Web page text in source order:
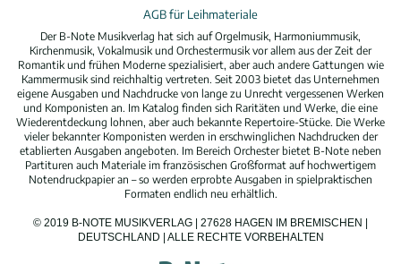
AGB für Leihmateriale
Der B-Note Musikverlag hat sich auf Orgelmusik, Harmoniummusik,
Kirchenmusik, Vokalmusik und Orchestermusik vor allem aus der Zeit der
Romantik und frühen Moderne spezialisiert, aber auch andere Gattungen wie
Kammermusik sind reichhaltig vertreten. Seit 2003 bietet das Unternehmen
eigene Ausgaben und Nachdrucke von lange zu Unrecht vergessenen Werken
und Komponisten an. Im Katalog finden sich Raritäten und Werke, die eine
Wiederentdeckung lohnen, aber auch bekannte Repertoire-Stücke. Die Werke
vieler bekannter Komponisten werden in erschwinglichen Nachdrucken der
etablierten Ausgaben angeboten. Im Bereich Orchester bietet B-Note neben
Partituren auch Materiale im französischen Großformat auf hochwertigem
Notendruckpapier an – so werden erprobte Ausgaben in spielpraktischen
Formaten endlich neu erhältlich.
© 2019 B-NOTE MUSIKVERLAG | 27628 HAGEN IM BREMISCHEN |
DEUTSCHLAND | ALLE RECHTE VORBEHALTEN